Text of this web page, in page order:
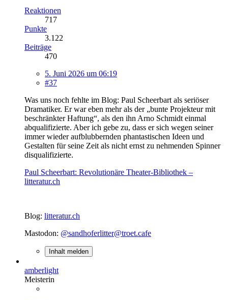
Reaktionen
717
Punkte
3.122
Beiträge
470
5. Juni 2026 um 06:19
#37
Was uns noch fehlte im Blog: Paul Scheerbart als seriöser
Dramatiker. Er war eben mehr als der „bunte Projekteur mit
beschränkter Haftung“, als den ihn Arno Schmidt einmal
abqualifizierte. Aber ich gebe zu, dass er sich wegen seiner
immer wieder aufblubbernden phantastischen Ideen und
Gestalten für seine Zeit als nicht ernst zu nehmenden Spinner
disqualifizierte.
Paul Scheerbart: Revolutionäre Theater-Bibliothek –
litteratur.ch
Blog: litteratur.ch
Mastodon: @sandhoferlitter@troet.cafe
Inhalt melden
amberlight
Meisterin